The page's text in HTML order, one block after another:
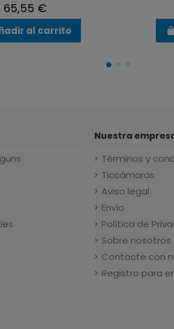
65,55 €
al carrito
Nuestra
Términos y
Ticcámaras
Aviso legal
Envío
Política de
Sobre nosotros
Contacte con
Registro para